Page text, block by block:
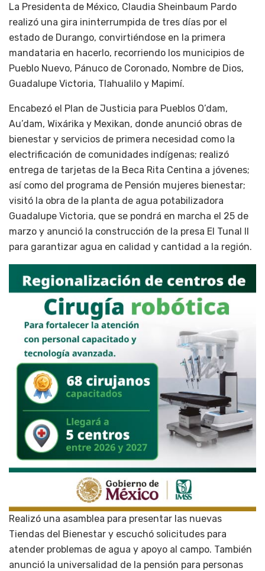
La Presidenta de México, Claudia Sheinbaum Pardo
realizó una gira ininterrumpida de tres días por el
estado de Durango, convirtiéndose en la primera
mandataria en hacerlo, recorriendo los municipios de
Pueblo Nuevo, Pánuco de Coronado, Nombre de Dios,
Guadalupe Victoria, Tlahualilo y Mapimí.
Encabezó el Plan de Justicia para Pueblos O’dam,
Au’dam, Wixárika y Mexikan, donde anunció obras de
bienestar y servicios de primera necesidad como la
electrificación de comunidades indígenas; realizó
entrega de tarjetas de la Beca Rita Centina a jóvenes;
así como del programa de Pensión mujeres bienestar;
visitó la obra de la planta de agua potabilizadora
Guadalupe Victoria, que se pondrá en marcha el 25 de
marzo y anunció la construcción de la presa El Tunal II
para garantizar agua en calidad y cantidad a la región.
Realizó una asamblea para presentar las nuevas
Tiendas del Bienestar y escuchó solicitudes para
atender problemas de agua y apoyo al campo. También
anunció la universalidad de la pensión para personas